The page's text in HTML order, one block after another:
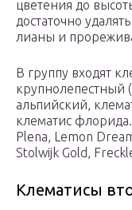
цветения до
достаточно
лианы и
В группу входят
крупнолепестный
альпийский,
клематис
Plena, Lemon
Stolwijk Gold,
Клематисы